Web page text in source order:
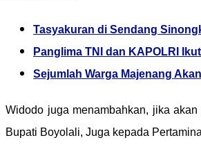
Tasyakuran di Sendang
Panglima TNI dan KAPOLRI
Sejumlah Warga Majenang
Widodo juga menambahkan, jika
Bupati Boyolali, Juga kepada